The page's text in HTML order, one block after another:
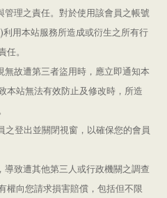
管理之責任。對於使用該會員之帳號
)利用本站服務所造成或衍生之所有行
任。
故遭第三者盜用時，應立即通知本
本站無法有效防止及修改時，所造
之登出並關閉視窗，以確保您的會員
致遭其他第三人或行政機關之調查
權向您請求損害賠償，包括但不限